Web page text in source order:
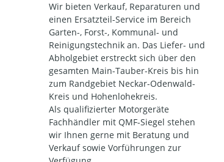
Wir bieten Verkauf, Reparaturen und
einen Ersatzteil-Service im Bereich
Garten-, Forst-, Kommunal- und
Reinigungstechnik an. Das Liefer- und
Abholgebiet erstreckt sich über den
gesamten Main-Tauber-Kreis bis hin
zum Randgebiet Neckar-Odenwald-
Kreis und Hohenlohekreis.
Als qualifizierter Motorgeräte
Fachhändler mit QMF-Siegel stehen
wir Ihnen gerne mit Beratung und
Verkauf sowie Vorführungen zur